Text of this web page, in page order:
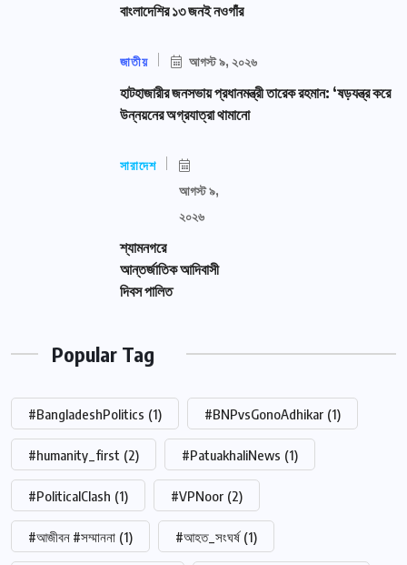
বাংলাদেশির ১৩ জনই নওগাঁর
জাতীয় আগস্ট ৯, ২০২৬
হাটহাজারীর জনসভায় প্রধানমন্ত্রী তারেক রহমান: ‘ষড়যন্ত্র করে
উন্নয়নের অগ্রযাত্রা থামানো
সারাদেশ
আগস্ট ৯,
২০২৬
শ্যামনগরে
আন্তর্জাতিক আদিবাসী
দিবস পালিত
Popular Tag
#BangladeshPolitics (1) #BNPvsGonoAdhikar (1)
#humanity_first (2) #PatuakhaliNews (1)
#PoliticalClash (1) #VPNoor (2)
#আজীবন #সম্মাননা (1) #আহত_সংঘর্ষ (1)